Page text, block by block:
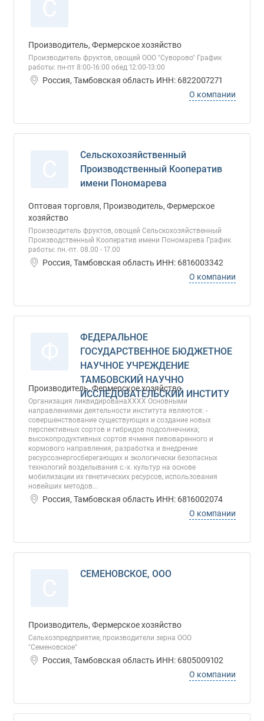
Производитель, Фермерское хозяйство
Производитель фруктов, овощей ООО "Суворово" График
работы: пн-пт 8:00-16:00 обед 12:00-13:00
Россия, Тамбовская область ИНН: 6822007271
О компании
Сельскохозяйственный
Производственный Кооператив
имени Пономарева
Оптовая торговля, Производитель, Фермерское
хозяйство
Производитель фруктов, овощей Сельскохозяйственный
Производственный Кооператив имени Пономарева График
работы: пн.-пт. 08.00 - 17.00
Россия, Тамбовская область ИНН: 6816003342
О компании
ФЕДЕРАЛЬНОЕ
ГОСУДАРСТВЕННОЕ БЮДЖЕТНОЕ
НАУЧНОЕ УЧРЕЖДЕНИЕ
ТАМБОВСКИЙ НАУЧНО
ИССЛЕДОВАТЕЛЬСКИЙ ИНСТИТУ
Производитель, Фермерское хозяйство
Организация ликвидированаХХХХ Основными
направлениями деятельности института являются: -
совершенствование существующих и создание новых
перспективных сортов и гибридов подсолнечника;
высокопродуктивных сортов ячменя пивоваренного и
кормового направления; разработка и внедрение
ресурсоэнергосберегающих и экологически безопасных
технологий возделывания с.-х. культур на основе
мобилизации их генетических ресурсов, использования
новейших методов...
Россия, Тамбовская область ИНН: 6816002074
О компании
СЕМЕНОВСКОЕ, ООО
Производитель, Фермерское хозяйство
Сельхозпредприятие, производители зерна ООО
"Семеновское"
Россия, Тамбовская область ИНН: 6805009102
О компании